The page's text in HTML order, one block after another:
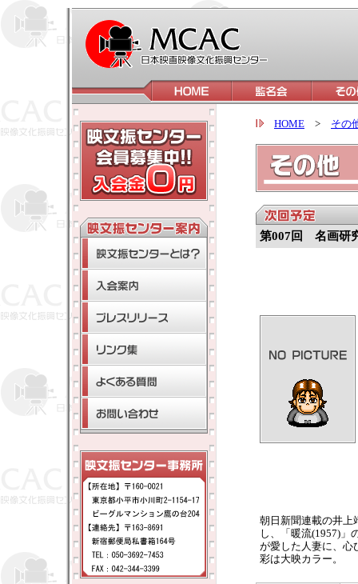
HOME > その
第007回 名画研
朝日新聞連載の井上
し、「暖流(1957)」
が愛した人妻に、心
彩は大映カラー。